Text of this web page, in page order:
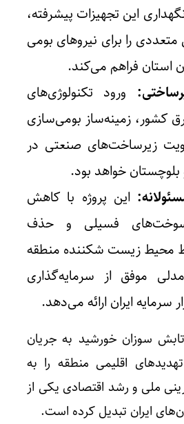
این تجهیزات پیشرفته،
را برای نیروهای بومی
فراهم می‌کند.
ورود تکنولوژی‌های
کشور، زمینه‌ساز بومی‌سازی
زیرساخت‌های صنعتی در
خواهد بود.
این پروژه با کاهش
فسیلی و حذف
محیط زیست شکننده منطقه
موفق از سرمایه‌گذاری
سرمایه ایران ارائه می‌دهد.
سوزان خورشید به جریان
اقلیمی منطقه را به
ملی و رشد اقتصادی یکی از
ایران تبدیل کرده است.